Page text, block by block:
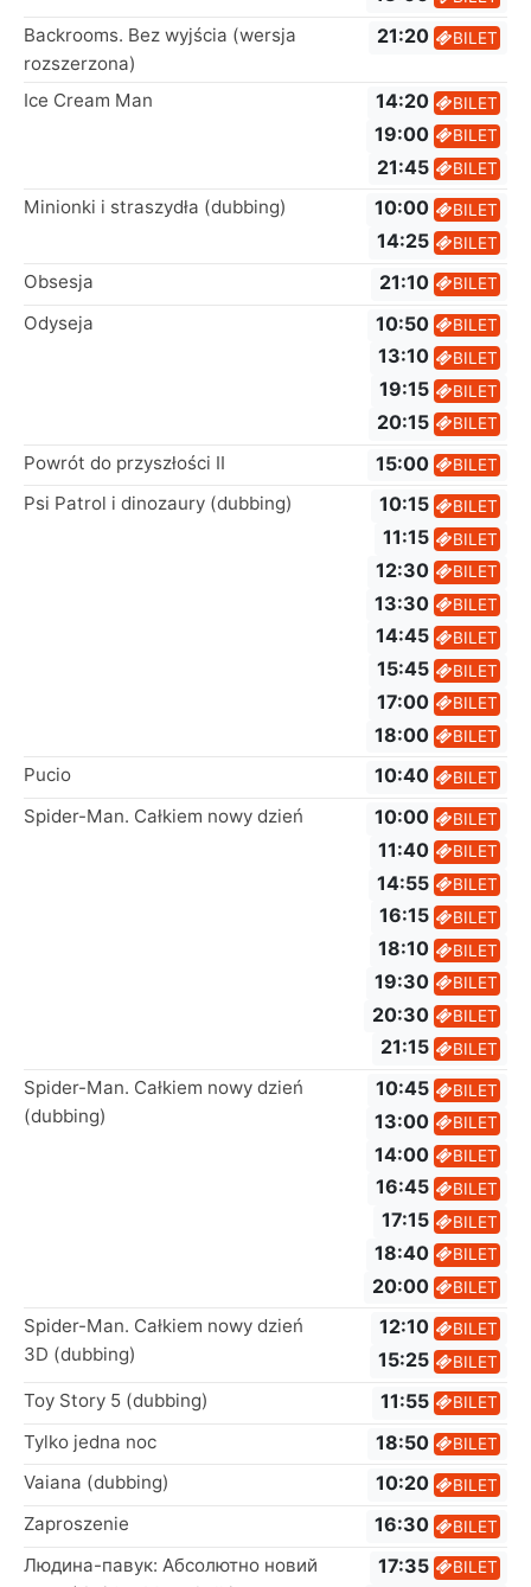
Backrooms. Bez wyjścia (wersja
rozszerzona)
21:20 BILET
Ice Cream Man 14:20 BILET
19:00 BILET
21:45 BILET
Minionki i straszydła (dubbing) 10:00 BILET
14:25 BILET
Obsesja 21:10 BILET
Odyseja 10:50 BILET
13:10 BILET
19:15 BILET
20:15 BILET
Powrót do przyszłości II 15:00 BILET
Psi Patrol i dinozaury (dubbing) 10:15 BILET
11:15 BILET
12:30 BILET
13:30 BILET
14:45 BILET
15:45 BILET
17:00 BILET
18:00 BILET
Pucio 10:40 BILET
Spider-Man. Całkiem nowy dzień 10:00 BILET
11:40 BILET
14:55 BILET
16:15 BILET
18:10 BILET
19:30 BILET
20:30 BILET
21:15 BILET
Spider-Man. Całkiem nowy dzień
(dubbing)
10:45 BILET
13:00 BILET
14:00 BILET
16:45 BILET
17:15 BILET
18:40 BILET
20:00 BILET
Spider-Man. Całkiem nowy dzień
3D (dubbing)
12:10 BILET
15:25 BILET
Toy Story 5 (dubbing) 11:55 BILET
Tylko jedna noc 18:50 BILET
Vaiana (dubbing) 10:20 BILET
Zaproszenie 16:30 BILET
Людина-павук: Абсолютно новий
17:35 BILET